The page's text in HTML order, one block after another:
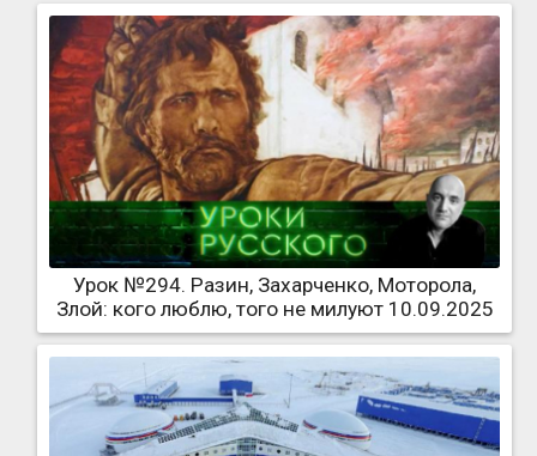
Урок №294. Разин, Захарченко, Моторола,
Злой: кого люблю, того не милуют 10.09.2025